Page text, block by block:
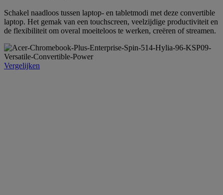
Schakel naadloos tussen laptop- en tabletmodi met deze convertible
laptop. Het gemak van een touchscreen, veelzijdige productiviteit en
de flexibiliteit om overal moeiteloos te werken, creëren of streamen.
Vergelijken